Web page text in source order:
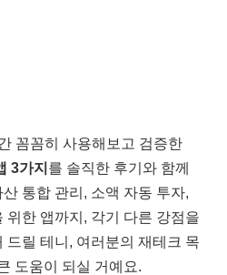
꼼꼼히 사용해보고 검증한
3가지 를 솔직한 후기와 함께
통합 관리, 소액 자동 투자,
위한 앱까지, 각기 다른 강점을
드릴 테니, 여러분의 재테크 목
도움이 되실 거예요.